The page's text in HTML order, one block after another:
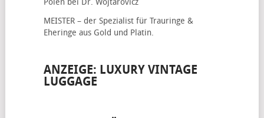
Polen bei Dr. Wojtarovicz
MEISTER – der Spezialist für Trauringe &
Eheringe aus Gold und Platin.
ANZEIGE: LUXURY VINTAGE
LUGGAGE